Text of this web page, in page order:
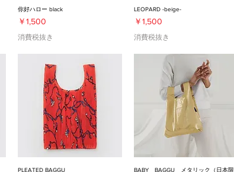
你好ハロー black
価格
￥1,500
消費税抜き
LEOPARD -beige-
価格
￥1,500
消費税抜き
PLEATED BAGGU
BABY BAGGU メタリック（日本限